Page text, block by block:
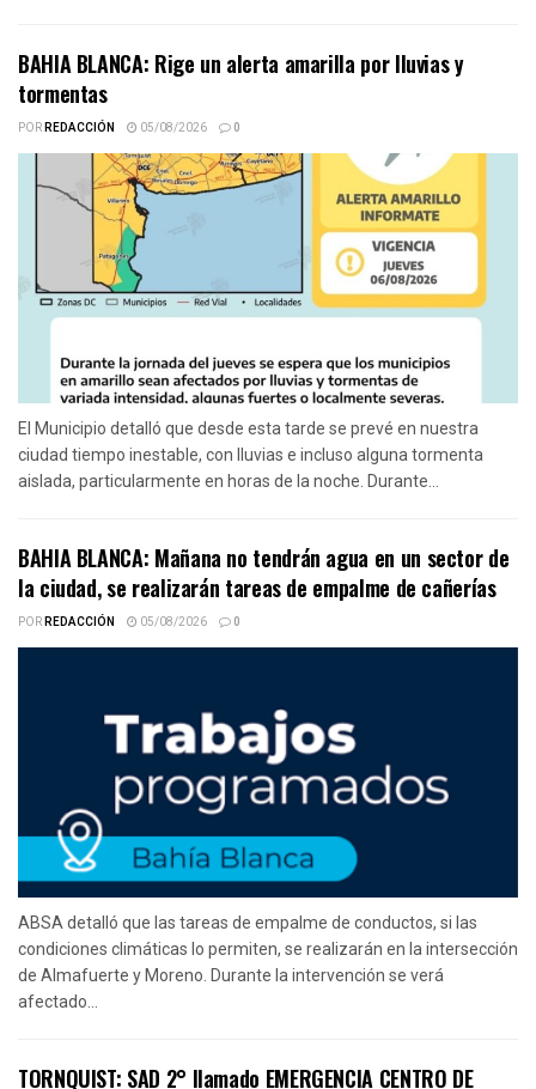
BAHIA BLANCA: Rige un alerta amarilla por lluvias y
tormentas
PORREDACCIÓN 05/08/2026 0
El Municipio detalló que desde esta tarde se prevé en nuestra
ciudad tiempo inestable, con lluvias e incluso alguna tormenta
aislada, particularmente en horas de la noche. Durante...
BAHIA BLANCA: Mañana no tendrán agua en un sector de
la ciudad, se realizarán tareas de empalme de cañerías
PORREDACCIÓN 05/08/2026 0
ABSA detalló que las tareas de empalme de conductos, si las
condiciones climáticas lo permiten, se realizarán en la intersección
de Almafuerte y Moreno. Durante la intervención se verá
afectado...
TORNQUIST: SAD 2° llamado EMERGENCIA CENTRO DE